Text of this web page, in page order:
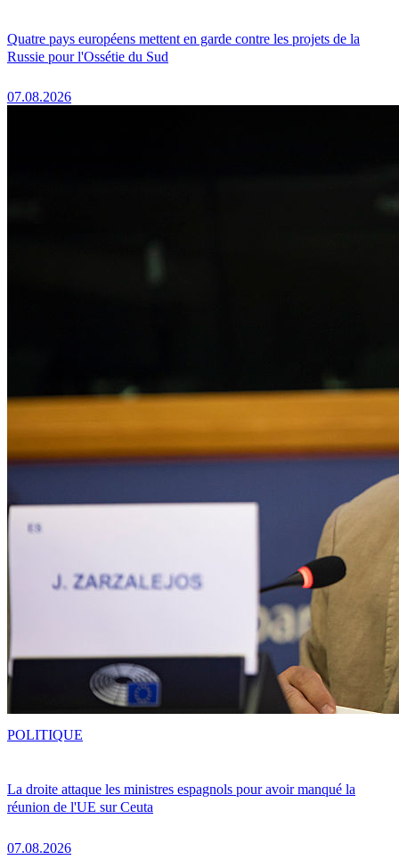
Quatre pays européens mettent en garde contre les projets de la
Russie pour l'Ossétie du Sud
07.08.2026
La droite attaque les ministres espagnols pour avoir manqué la
réunion de l'UE sur Ceuta
07.08.2026
POLITIQUE